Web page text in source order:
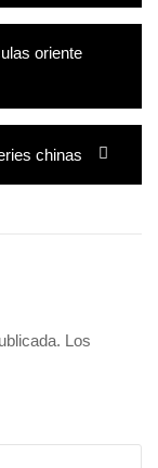
oriente
chinas
Los